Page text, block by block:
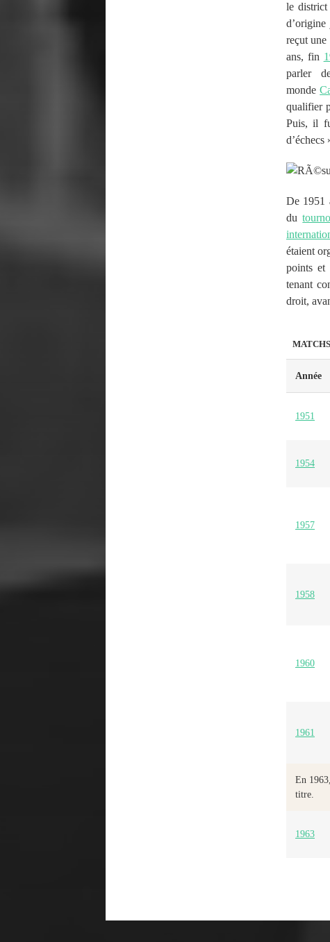
le district
reçut une
ans, fin
parler
monde
qualifier
Puis, il
d’échecs
De 1951
du
étaient
points et
tenant
droit,
Année
1951
1954
1957
1958
1960
1961
En
titre.
1963